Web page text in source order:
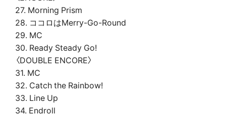
27. Morning Prism
28. ココロはMerry-Go-Round
29. MC
30. Ready Steady Go!
〈DOUBLE ENCORE〉
31. MC
32. Catch the Rainbow!
33. Line Up
34. Endroll